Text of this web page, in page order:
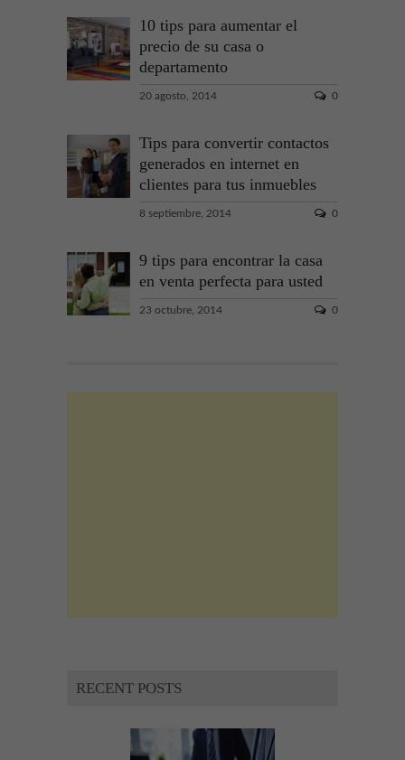
10 tips para aumentar el
precio de su casa o
departamento
20 agosto, 2014 0
Tips para convertir contactos
generados en internet en
clientes para tus inmuebles
8 septiembre, 2014 0
9 tips para encontrar la casa
en venta perfecta para usted
23 octubre, 2014 0
RECENT POSTS